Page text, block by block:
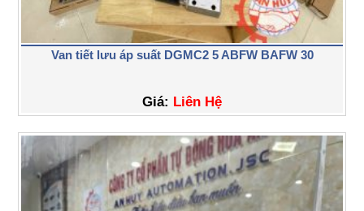
Van tiết lưu áp suất DGMC2 5 ABFW BAFW 30
Giá: Liên Hệ